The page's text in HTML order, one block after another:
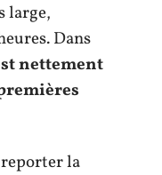
large,
Dans
nettement
la